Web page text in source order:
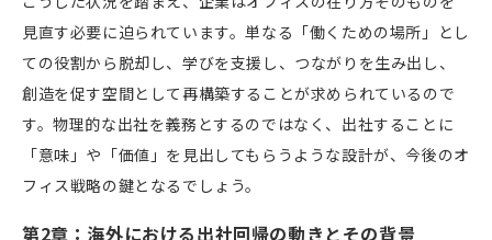
見直す必要に迫られています。単なる「働くための場所」とし
ての役割から脱却し、学びを支援し、つながりを生み出し、
創造を促す空間として再構築することが求められているので
す。物理的な出社を義務とするのではなく、出社することに
「意味」や「価値」を見出してもらうような設計が、今後のオ
フィス戦略の鍵となるでしょう。
第2章：海外における出社回帰の動きとその背景